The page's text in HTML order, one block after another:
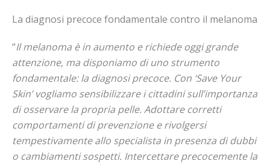
La diagnosi precoce fondamentale contro il melanoma
“Il melanoma è in aumento e richiede oggi grande
attenzione, ma disponiamo di uno strumento
fondamentale: la diagnosi precoce. Con ‘Save Your
Skin’ vogliamo sensibilizzare i cittadini sull’importanza
di osservare la propria pelle. Adottare corretti
comportamenti di prevenzione e rivolgersi
tempestivamente allo specialista in presenza di dubbi
o cambiamenti sospetti. Intercettare precocemente la